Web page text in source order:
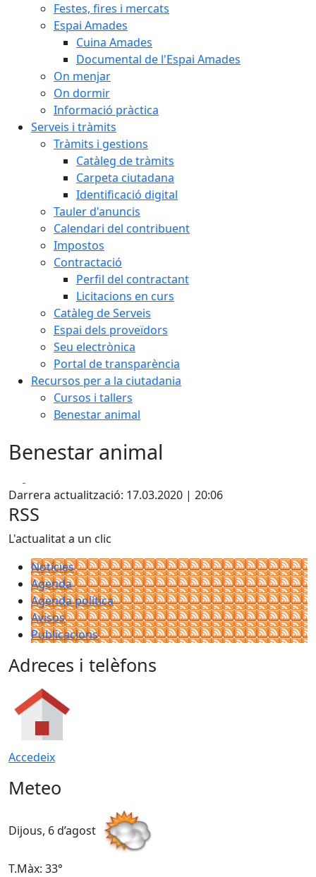
Festes, fires i mercats
Espai Amades
Cuina Amades
Documental de l'Espai Amades
On menjar
On dormir
Informació pràctica
Serveis i tràmits
Tràmits i gestions
Catàleg de tràmits
Carpeta ciutadana
Identificació digital
Tauler d'anuncis
Calendari del contribuent
Impostos
Contractació
Perfil del contractant
Licitacions en curs
Catàleg de Serveis
Espai dels proveïdors
Seu electrònica
Portal de transparència
Recursos per a la ciutadania
Cursos i tallers
Benestar animal
Benestar animal
Darrera actualització: 17.03.2020 | 20:06
RSS
L'actualitat a un clic
Notícies
Agenda
Agenda política
Avisos
Publicacions
Adreces i telèfons
Accedeix
Meteo
Dijous, 6 d’agost
T.Màx: 33°